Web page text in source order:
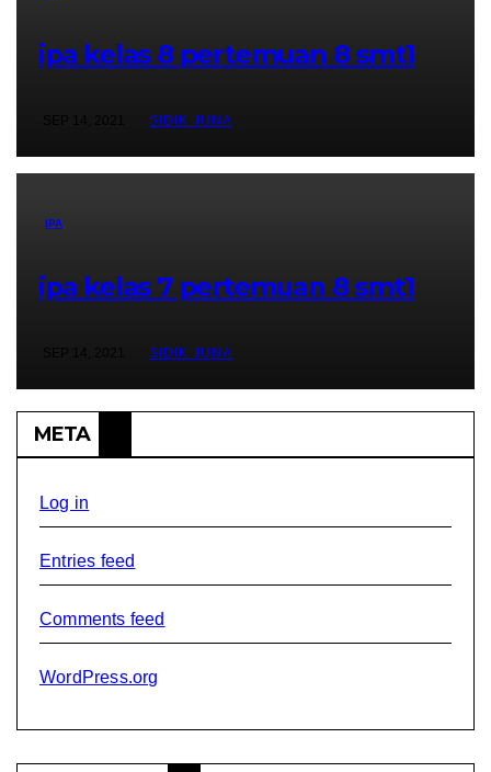
ipa kelas 8 pertemuan 8 smt1
SIDIK JUNA
IPA
ipa kelas 7 pertemuan 8 smt1
SIDIK JUNA
META
Log in
Entries feed
Comments feed
WordPress.org